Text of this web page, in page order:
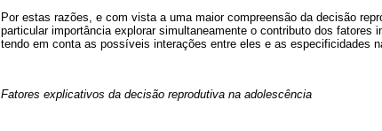
Por estas razões, e com vista a uma maior compreensão da decisão
particular importância explorar simultaneamente o contributo dos
tendo em conta as possíveis interações entre eles e as especificidades
Fatores explicativos da decisão reprodutiva na adolescência